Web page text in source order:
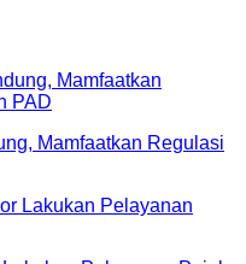
Mamfaatkan Regulasi